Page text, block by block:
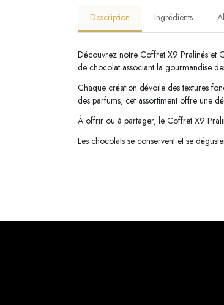
Description Ingrédients
Découvrez notre Coffret X9 Pralinés et
de chocolat associant la gourmandise
Chaque création dévoile des textures
des parfums, cet assortiment offre une
À offrir ou à partager, le Coffret X9
Les chocolats se conservent et se